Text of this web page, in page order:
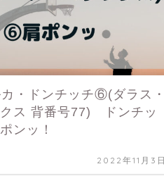
カ・ドンチッチ⑥(ダラス・
ス 背番号77) ドンチッ
ンッ！
2022年11月3日